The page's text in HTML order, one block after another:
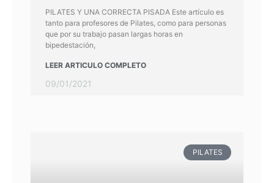
PILATES Y UNA CORRECTA PISADA Este artículo es
tanto para profesores de Pilates, como para personas
que por su trabajo pasan largas horas en
bipedestación,
LEER ARTICULO COMPLETO
09/01/2021
PILATES